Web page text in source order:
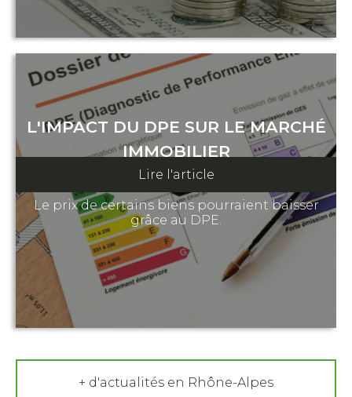
L'IMPACT DU DPE SUR LE MARCHÉ
IMMOBILIER
08 février 2023
Le prix de certains biens pourraient baisser
grâce au DPE.
Lire l'article
+ d'actualités en Rhône-Alpes